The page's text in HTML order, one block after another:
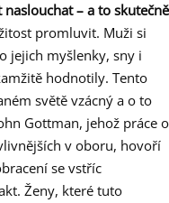
naslouchat – a to skutečně
promluvit. Muži si
jejich myšlenky, sny i
hodnotily. Tento
světě vzácný a o to
Gottman, jehož práce o
v oboru, hovoří
se vstříc
Ženy, které tuto